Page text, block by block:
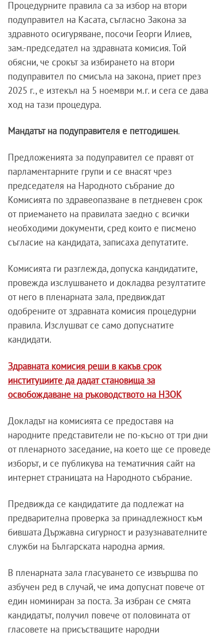
Процедурните правила са за избор на втори
подуправител на Касата, съгласно Закона за
здравното осигуряване, посочи Георги Илиев,
зам.-председател на здравната комисия. Той
обясни, че срокът за избирането на втори
подуправител по смисъла на закона, приет през
2025 г., е изтекъл на 5 ноември м.г. и сега се дава
ход на тази процедура.
Мандатът на подуправителя е петгодишен.
Предложенията за подуправител се правят от
парламентарните групи и се внасят чрез
председателя на Народното събрание до
Комисията по здравеопазване в петдневен срок
от приемането на правилата заедно с всички
необходими документи, сред които е писмено
съгласие на кандидата, записаха депутатите.
Комисията ги разглежда, допуска кандидатите,
провежда изслушването и докладва резултатите
от него в пленарната зала, предвиждат
одобрените от здравната комисия процедурни
правила. Изслушват се само допуснатите
кандидати.
Здравната комисия реши в какъв срок
институциите да дадат становища за
освобождаване на ръководството на НЗОК
Докладът на комисията се предоставя на
народните представители не по-късно от три дни
от пленарното заседание, на което ще се проведе
изборът, и се публикува на тематичния сайт на
интернет страницата на Народното събрание.
Предвижда се кандидатите да подлежат на
предварителна проверка за принадлежност към
бившата Държавна сигурност и разузнавателните
служби на Българската народна армия.
В пленарната зала гласуването се извършва по
азбучен ред в случай, че има допуснат повече от
един номиниран за поста. За избран се смята
кандидатът, получил повече от половината от
гласовете на присъстващите народни